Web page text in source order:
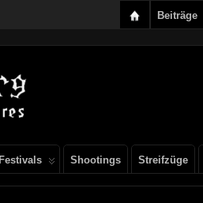
Beiträge
Festivals Shootings Streifzüge